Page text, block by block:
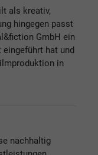
als kreativ,
hingegen passt
GmbH ein
hat und
in
nachhaltig